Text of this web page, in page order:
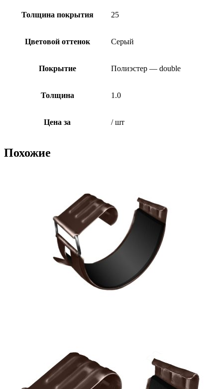
Толщина покрытия 25
Цветовой оттенок Серый
Покрытие Полиэстер — double
Толщина 1.0
Цена за / шт
Похожие